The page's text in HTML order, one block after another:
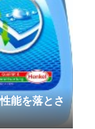
能を落とさ